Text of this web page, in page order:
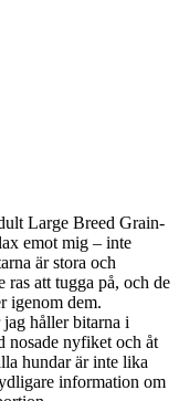
Large Breed Grain-
emot mig – inte
är stora och
ras att tugga på, och de
igenom dem.
håller bitarna i
nosade nyfiket och åt
hundar är inte lika
information om